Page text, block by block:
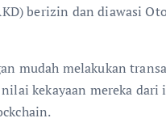
berizin dan diawasi
mudah melakukan
kekayaan mereka dari